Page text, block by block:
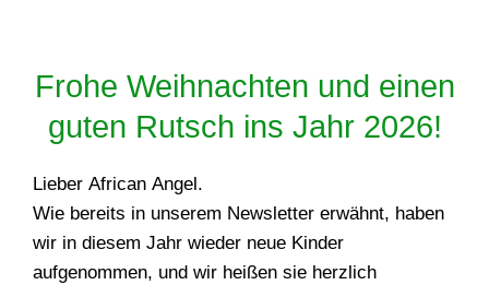
Frohe Weihnachten und einen
guten Rutsch ins Jahr 2026!
Lieber African Angel.
Wie bereits in unserem Newsletter erwähnt, haben
wir in diesem Jahr wieder neue Kinder
aufgenommen, und wir heißen sie herzlich